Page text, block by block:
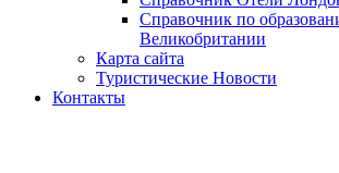
Справочник по
Великобритании
Карта сайта
Туристические Новости
Контакты